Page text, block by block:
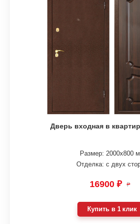
Дверь входная в
Размер: 2000х800
Отделка: с двух
16900 ₽ ₽
Купить в 1 клик